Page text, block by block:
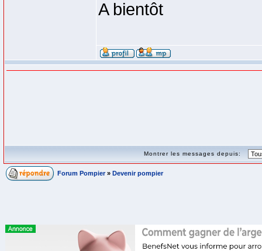
A bientôt
Montrer les messages depuis:
Forum Pompier » Devenir pompier